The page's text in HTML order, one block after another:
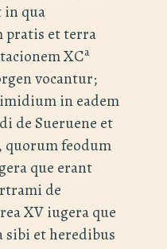
qua
pratis et terra
XCa
vocantur;
in eadem
de Sueruene et
feodum
que erant
de
XV iugera que
et heredibus